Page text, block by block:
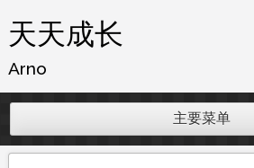
跳
至
内
天天成长
Arno
主要菜单